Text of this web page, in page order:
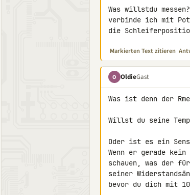
Was willstdu
verbinde ich mit
die
Markierten Text zitieren
O OldieGast
Was ist denn der
Willst du seine
Oder ist es ein
Wenn er gerade
schauen, was der
seiner
bevor du dich mit